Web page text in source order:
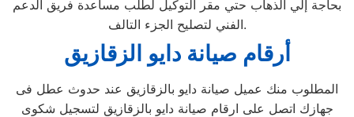
بحاجة إلي الذهاب حتي مقر التوكيل لطلب مساعدة فريق الدعم
الفني لتصليح الجزء التالف.
أرقام صيانة دايو الزقازيق
المطلوب منك عميل صيانة دايو بالزقازيق عند حدوث عطل فى
جهازك اتصل على ارقام صيانة دايو بالزقازيق لتسجيل شكوى